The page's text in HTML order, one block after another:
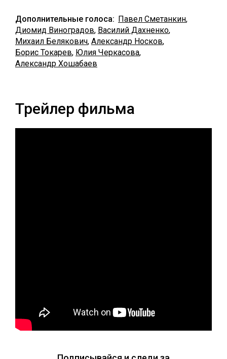
Дополнительные голоса: Павел Сметанкин,
Диомид Виноградов, Василий Дахненко,
Михаил Белякович, Александр Носков,
Борис Токарев, Юлия Черкасова,
Александр Хошабаев
Трейлер фильма